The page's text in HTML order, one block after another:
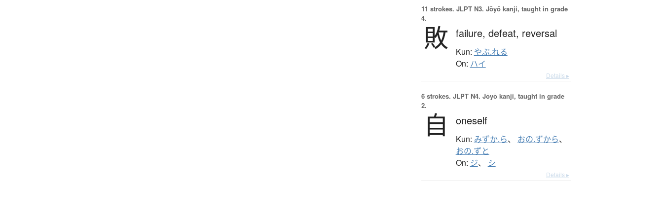
11 strokes. JLPT N3. Jōyō kanji, taught in grade
4.
敗 failure, defeat, reversal
Kun: やぶ.れる
On: ハイ
Details ▸
6 strokes. JLPT N4. Jōyō kanji, taught in grade
2.
自 oneself
Kun: みずか.ら、 おの.ずから、
おの.ずと
On: ジ、 シ
Details ▸